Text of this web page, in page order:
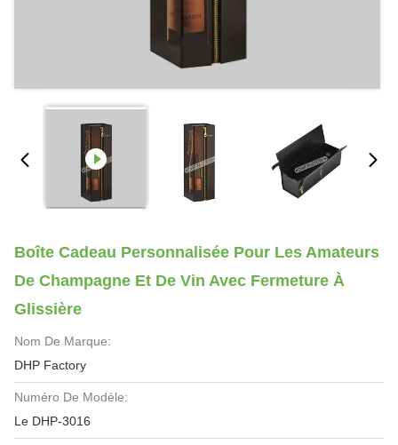
Boîte Cadeau Personnalisée Pour Les Amateurs
De Champagne Et De Vin Avec Fermeture À
Glissière
Nom De Marque:
DHP Factory
Numéro De Modèle:
Le DHP-3016